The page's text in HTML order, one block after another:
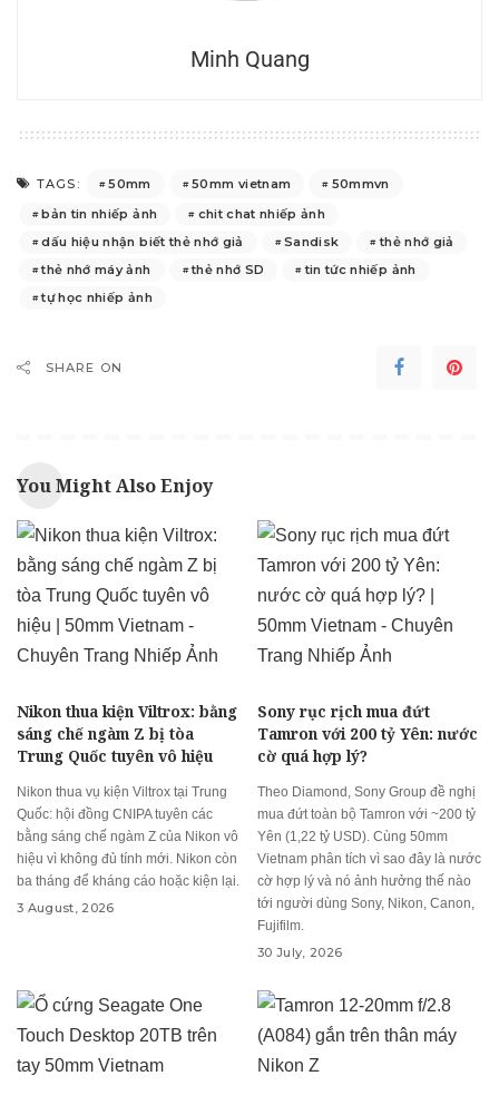
Minh Quang
TAGS: 50mm 50mm vietnam
50mmvn
bản tin nhiếp ảnh
chit chat nhiếp ảnh
dấu hiệu nhận biết thẻ nhớ giả
Sandisk
thẻ nhớ giả
thẻ nhớ máy ảnh
thẻ nhớ SD
tin tức nhiếp ảnh
tự học nhiếp ảnh
SHARE ON
You Might Also Enjoy
Nikon thua kiện Viltrox: bằng
sáng chế ngàm Z bị tòa
Trung Quốc tuyên vô hiệu
Nikon thua vụ kiện Viltrox tại Trung
Quốc: hội đồng CNIPA tuyên các
bằng sáng chế ngàm Z của Nikon vô
hiệu vì không đủ tính mới. Nikon còn
ba tháng để kháng cáo hoặc kiện lại.
3 August, 2026
Sony rục rịch mua đứt
Tamron với 200 tỷ Yên: nước
cờ quá hợp lý?
Theo Diamond, Sony Group đề nghị
mua đứt toàn bộ Tamron với ~200 tỷ
Yên (1,22 tỷ USD). Cùng 50mm
Vietnam phân tích vì sao đây là nước
cờ hợp lý và nó ảnh hưởng thế nào
tới người dùng Sony, Nikon, Canon,
Fujifilm.
30 July, 2026